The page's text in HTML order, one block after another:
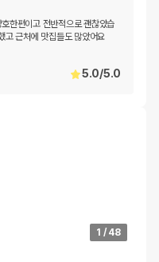
한편이고 전반적으로 괜찮았습
고 근처에 맛집들도 많았어요
5.0/5.0
1 / 48